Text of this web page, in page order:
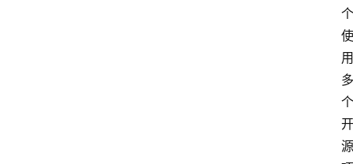
个
使
用
多
个
开
源